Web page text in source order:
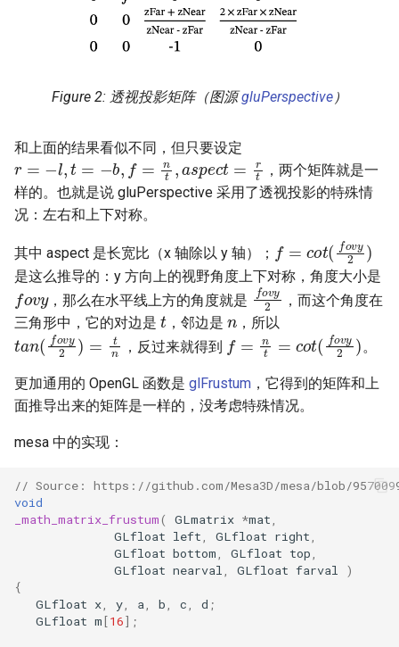
透视投影矩阵（图源gluPerspective ）
和上面的结果看似不同，但只要设定
r=−l,t=−b,f=nt,as pect=rt
，两个矩阵就是一
样的。也就是说 gluPerspective 采用了透视投影的特殊情
况：左右和上下对称。
其中 aspect 是长宽比（x 轴除以 y 轴）； f=c ot(f ovy2
是这么推导的：y 方向上的视野角度上下对称，角度大小是
fovy
，那么在水平线上方的角度就是 fov 2
，而这个角度在
三角形中，它的对边是
t
，邻边是
n
，所以
tan (fovy 2 = ，反过来就得到 f=n t= cot(fovy2。
更加通用的 OpenGL 函数是 glFrustum ，它得到的矩阵和上
面推导出来的矩阵是一样的，没考虑特殊情况。
mesa 中的实现：
// Source: https://github.com/Mesa3D/mesa/blob/
void
_math_matrix_frustum( GLmatrix *mat,
GLfloat left, GLfloat right,
GLfloat bottom, GLfloat top,
GLfloat nearval, GLfloat farval
)
{
GLfloat x, y, a, b, c, d ;
GLfloat m[16];